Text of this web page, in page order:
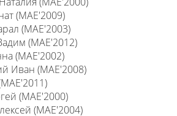
(MAE'2009)
(MAE'2003)
(MAE'2012)
(MAE'2002)
Иван (MAE'2008)
(MAE'2000)
(MAE'2004)